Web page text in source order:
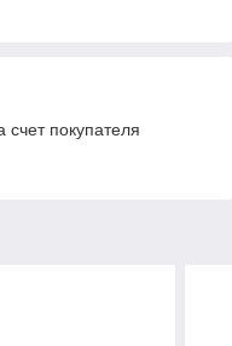
счет покупателя